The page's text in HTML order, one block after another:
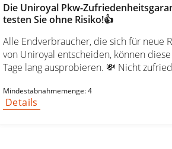
Die Uniroyal Pkw-
testen Sie ohne Risiko!👍
Alle Endverbraucher, die sich für neue
von Uniroyal entscheiden, können
Tage lang ausprobieren. 💸 Nicht zufrieden?
ohne Wenn und Aber! 🚗 Jetzt Reifen
auswählen & risikofrei testen! 🛞👉
Mindestabnahmemenge: 4
Details